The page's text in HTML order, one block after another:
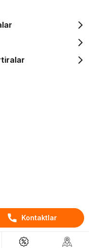
Kontaktlar